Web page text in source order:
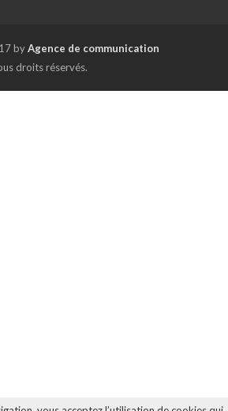
byAgence de communication
droits réservés.